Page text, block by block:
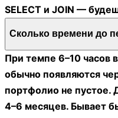
SELECT и JOIN —
Сколько времени до
При темпе 6–10 часов
обычно появляются
портфолио не пустое.
4–6 месяцев. Бывает